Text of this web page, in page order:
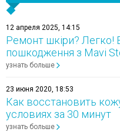
12 апреля 2025, 14:15
Ремонт шкіри? Легко!
пошкодження з Mavi
узнать больше
23 июня 2020, 18:53
Как восстановить
условиях за 30 минут
узнать больше